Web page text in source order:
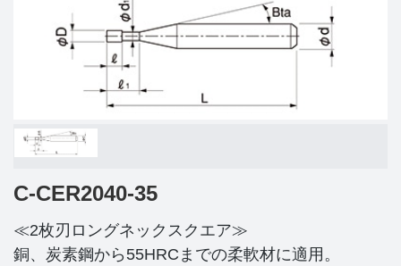
C-CER2040-35
≪2枚刃ロングネックスクエア≫
銅、炭素鋼から55HRCまでの柔軟材に適用。